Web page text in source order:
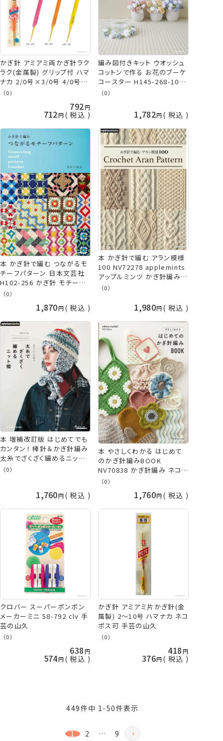
かぎ針 アミアミ両かぎ針ラク
ラク(金属製) グリップ付 ハマ
ナカ 2/0号×3/0号 4/0号
×6/0号 5/0号×7/0号 ネコ
（0）
792
712 税込
編み図付きキット ウオッシュ
コットンで作る お花のブーケ
コースター H145-268-107
手芸キット ウオッシュコット
ぎ針 かぎ針編み かわいい
（0）
1,782 税込
本 かぎ針で編む つながるモ
チーフパターン 日本文芸社
H102-256 かぎ針 モチーフ
編み 手編み ハマナカ ネコポ
（0）
1,870 税込
本 かぎ針で編む アラン模様
100 NV72278 applemints
アップルミンツ かぎ針編み
ネコポス可 日本ヴォーグ社
（0）
1,980 税込
本 増補改訂版 はじめてでも
カンタン！ 棒針＆かぎ針編み
太糸でざくざく編めるニット
帽 NV82031 applemints
（0）
1,760 税込
本 やさしくわかる はじめて
のかぎ針編みBOOK
NV70838 かぎ針編み ネコポ
ス可 日本ヴォーグ社 手芸の
（0）
1,760 税込
クロバー スーパーポンポン
メーカーミニ 58-792 clv 手
芸の山久
（0）
638
574 税込
かぎ針 アミアミ片かぎ針(金
属製) 2～10号 ハマナカ ネコ
ポス可 手芸の山久
（0）
418
376 税込
449件中 1-50件表示
1 2 … 9